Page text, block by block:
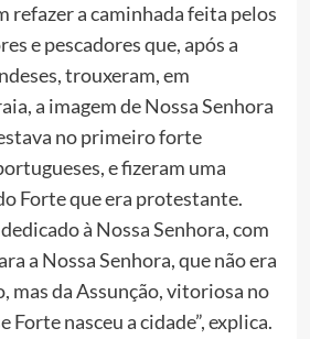
refazer a caminhada feita pelos
e pescadores que, após a
trouxeram, em
a imagem de Nossa Senhora
no primeiro forte
e fizeram uma
Forte que era protestante.
à Nossa Senhora, com
a Nossa Senhora, que não era
mas da Assunção, vitoriosa no
Forte nasceu a cidade”, explica.